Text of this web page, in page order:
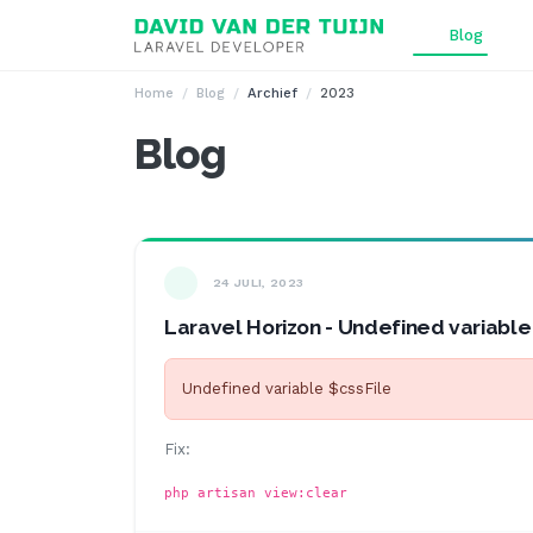
Blog
Home Blog Archief 2023
Blog
24 JULI, 2023
Laravel Horizon - Undefined
Undefined variable $cssFile
Fix:
php artisan view:clear